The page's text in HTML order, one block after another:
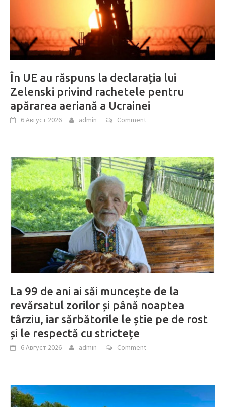
În UE au răspuns la declarația lui
Zelenski privind rachetele pentru
apărarea aeriană a Ucrainei
6 Август 2026 admin Comment
La 99 de ani ai săi muncește de la
revărsatul zorilor și până noaptea
târziu, iar sărbătorile le știe pe de rost
și le respectă cu strictețe
6 Август 2026 admin Comment